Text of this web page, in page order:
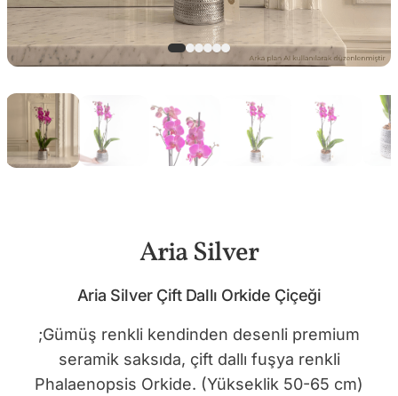
Aria Silver
Aria Silver Çift Dallı Orkide Çiçeği
;Gümüş renkli kendinden desenli premium
seramik saksıda, çift dallı fuşya renkli
Phalaenopsis Orkide. (Yükseklik 50-65 cm)